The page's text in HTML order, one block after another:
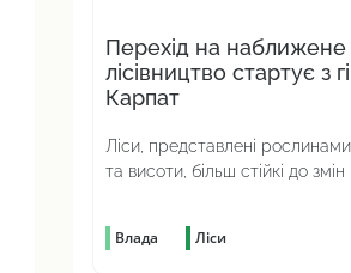
Перехід на
лісівництво стартує з
Карпат
Ліси, представлені рослинами
та висоти, більш стійкі до
Влада Ліси